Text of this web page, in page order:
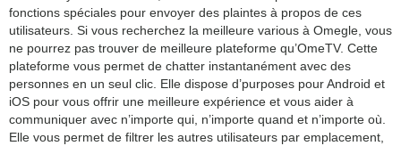
fonctions spéciales pour envoyer des plaintes à propos de ces
utilisateurs. Si vous recherchez la meilleure various à Omegle, vous
ne pourrez pas trouver de meilleure plateforme qu’OmeTV. Cette
plateforme vous permet de chatter instantanément avec des
personnes en un seul clic. Elle dispose d’purposes pour Android et
iOS pour vous offrir une meilleure expérience et vous aider à
communiquer avec n’importe qui, n’importe quand et n’importe où.
Elle vous permet de filtrer les autres utilisateurs par emplacement,